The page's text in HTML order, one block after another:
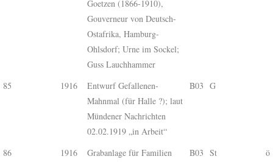
Goetzen (1866-1910),
Gouverneur von Deutsch-
Ostafrika, Hamburg-
Ohlsdorf; Urne im Sockel;
Guss Lauchhammer
85 1916
Entwurf Gefallenen-
Mahnmal (für Halle ?); laut
Mündener Nachrichten
02.02.1919 „in Arbeit“
B03 G
86 1916 Grabanlage für Familien B03 St ö